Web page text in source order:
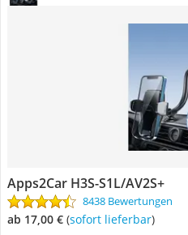
Apps2Car H3S-S1L/AV2S+
8438 Bewertungen
ab 17,00 € ( Sofort lieferbar)